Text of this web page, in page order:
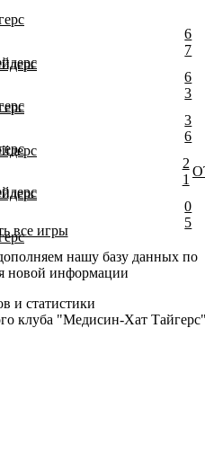
6
7
6
3
3
6
2
1
0
5
все игры
нашу базу данных по
новой информации
и статистики
клуба "Медисин-Хат